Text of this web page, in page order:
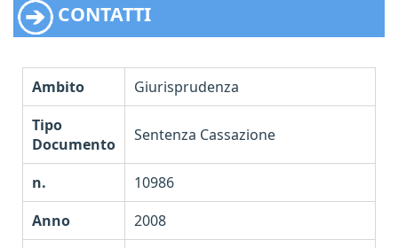
CONTATTI
Ambito
Giurisprudenza
Tipo
Documento
Sentenza Cassazione
n.
10986
Anno
2008